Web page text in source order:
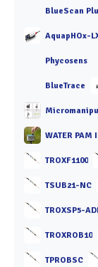
BlueScan
AquapHOx-
Phycosens
BlueTrace
WATER PAM
TROXF1100
TSUB21-NC
TROXSP5-
TROXROB10
TPROBSC